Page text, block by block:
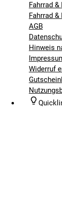
Fahrrad &
Fahrrad &
AGB
Hinweis
Widerruf